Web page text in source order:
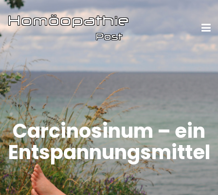
Carcinosinum – ein
Entspannungsmittel